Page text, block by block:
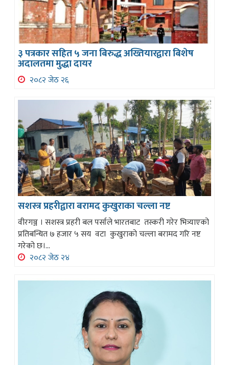
३ पत्रकार सहित ५ जना बिरुद्ध अख्तियारद्वारा बिशेष
अदालतमा मुद्धा दायर
२०८२ जेठ २६
सशस्त्र प्रहरीद्वारा बरामद कुखुराका चल्ला नष्ट
वीरगञ्ज । सशस्त्र प्रहरी बल पर्साले भारतबाट तस्करी गरेर भित्र्याएको
प्रतिबन्धित ७ हजार ५ सय वटा कुखुराको चल्ला बरामद गरि नष्ट
गरेको छ।...
२०८२ जेठ २४